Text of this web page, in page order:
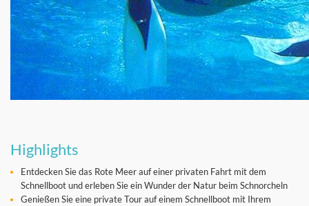
Highlights
Entdecken Sie das Rote Meer auf einer privaten Fahrt mit dem
Schnellboot und erleben Sie ein Wunder der Natur beim Schnorcheln
Genießen Sie eine private Tour auf einem Schnellboot mit Ihrem